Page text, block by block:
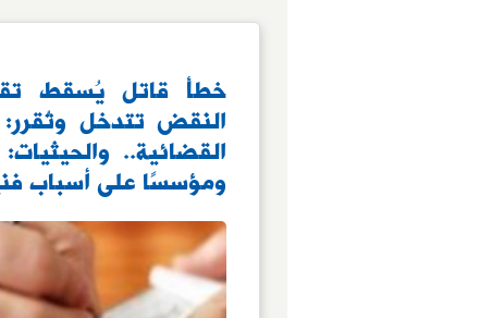
خطأ قاتل يُسقط
النقض تتدخل
القضائية..
ومؤسسًا على أسباب